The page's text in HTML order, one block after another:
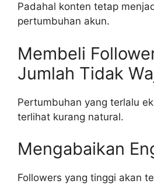
Padahal konten tetap
pertumbuhan akun.
Membeli
Jumlah Tidak
Pertumbuhan yang terlalu
terlihat kurang natural.
Mengabaikan
Followers yang tinggi akan